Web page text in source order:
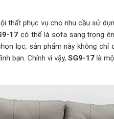
thất phục vụ cho nhu cầu sử
17 có thể là sofa sang trọng
lọc, sản phẩm này không
bạn. Chính vì vậy, SG9-17là